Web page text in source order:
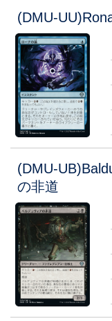
(DMU-
(DMU-
の非道